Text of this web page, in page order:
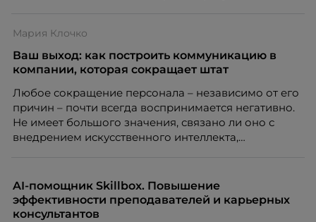
закупкам направления «Минеральная изоляция»
компании ТЕХНОНИКОЛЬ.
Мария Клочко
Ваш выход: как построить коммуникацию в
компании, которая сокращает штат
Любое сокращение персонала – независимо от его
причин – почти всегда воспринимается негативно.
Не имеет большого значения, связано ли оно с
внедрением искусственного интеллекта,
структуры компании. Для сотрудников сокращения
означают потерю стабильности, а для внешнего
рынка становятся сигналом о возможных
AI-помощник Skillbox. Повышение
эффективности преподавателей и карьерных
консультантов